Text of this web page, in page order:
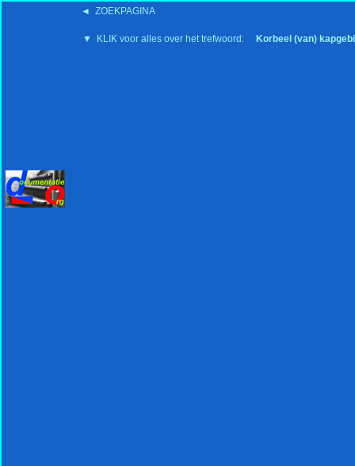
◄ ZOEKPAGINA
▼ KLIK voor alles over het trefwoord: Korbeel (van)
'15:19 19-2-2008